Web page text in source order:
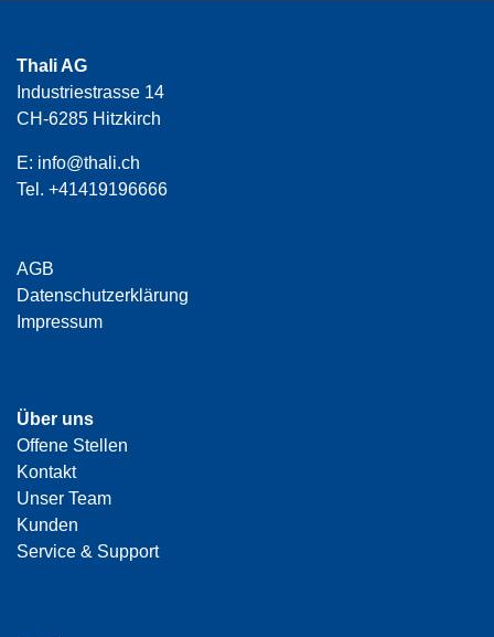
Thali AG
Industriestrasse 14
CH-6285 Hitzkirch
E: info@thali.ch
Tel. +41419196666
AGB
Datenschutzerklärung
Impressum
Über uns
Offene Stellen
Kontakt
Unser Team
Kunden
Service & Support